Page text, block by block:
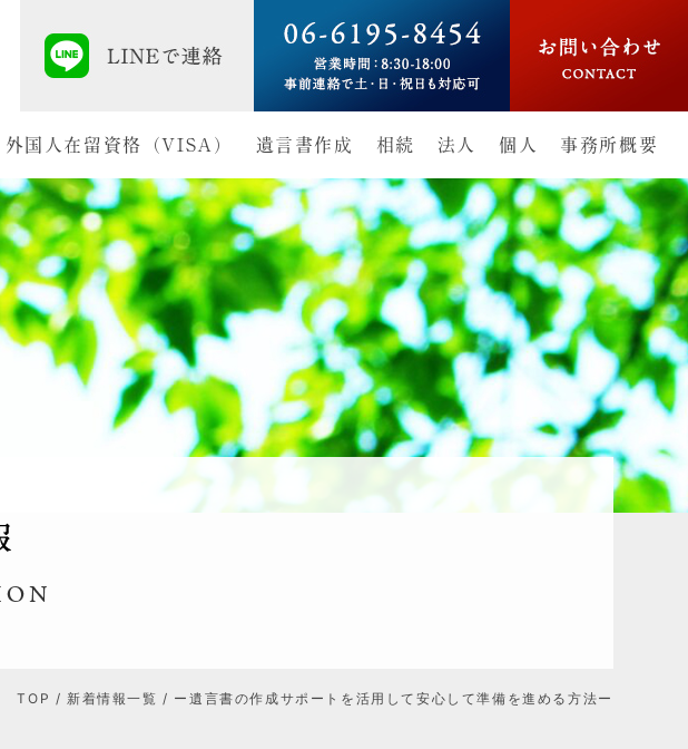
外国人在留資格（VISA） 遺言書作成 相続 法人 個人 事務所概要
TOP / 新着情報一覧 / ー遺言書の作成サポートを活用して安心して準備を進める方法ー